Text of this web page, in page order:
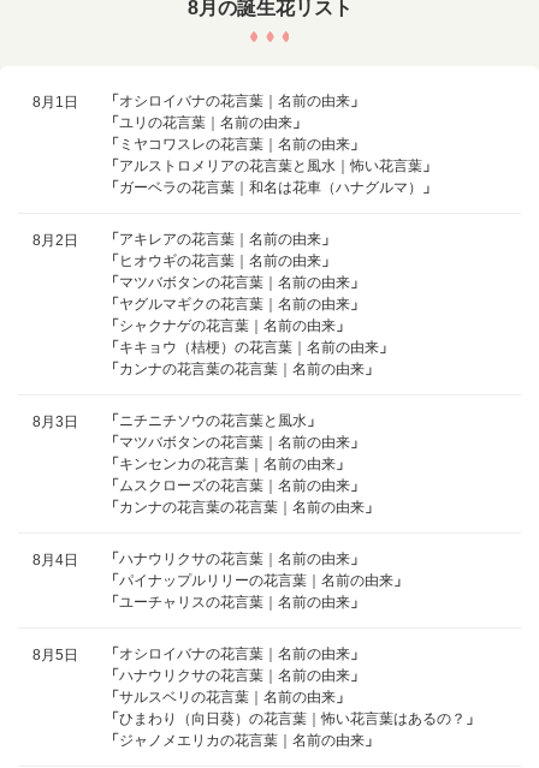
8月の誕生花リスト
8月1日 「 オシロイバナの花言葉｜名前の由来 」
「 ユリの花言葉｜名前の由来 」
「 ミヤコワスレの花言葉｜名前の由来 」
「 アルストロメリアの花言葉と風水｜怖い花言葉 」
「 ガーベラの花言葉｜和名は花車（ハナグルマ） 」
8月2日 「 アキレアの花言葉｜名前の由来 」
「 ヒオウギの花言葉｜名前の由来 」
「 マツバボタンの花言葉｜名前の由来 」
「 ヤグルマギクの花言葉｜名前の由来 」
「 シャクナゲの花言葉｜名前の由来 」
「 キキョウ（桔梗）の花言葉｜名前の由来 」
「 カンナの花言葉の花言葉｜名前の由来 」
8月3日 「 ニチニチソウの花言葉と風水 」
「 マツバボタンの花言葉｜名前の由来 」
「 キンセンカの花言葉｜名前の由来 」
「 ムスクローズの花言葉｜名前の由来 」
「 カンナの花言葉の花言葉｜名前の由来 」
8月4日 「 ハナウリクサの花言葉｜名前の由来 」
「 パイナップルリリーの花言葉｜名前の由来 」
「 ユーチャリスの花言葉｜名前の由来 」
8月5日 「 オシロイバナの花言葉｜名前の由来 」
「 ハナウリクサの花言葉｜名前の由来 」
「 サルスベリの花言葉｜名前の由来 」
「 ひまわり（向日葵）の花言葉｜怖い花言葉はあるの？ 」
「 ジャノメエリカの花言葉｜名前の由来 」